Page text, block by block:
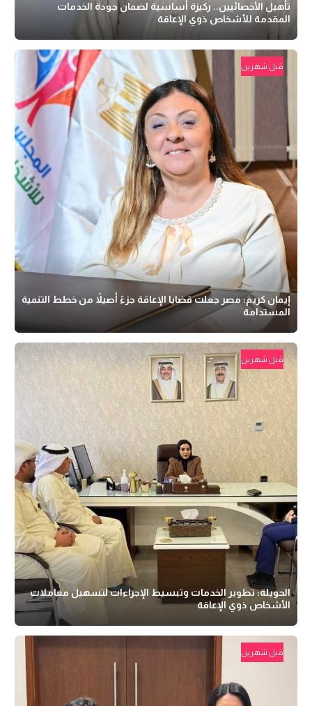
تأهيل الأخصائيين.. ركيزة أساسية لضمان جودة الخدمات
المقدمة للأشخاص ذوي الإعاقة
قبل شهرين
إيمان كريم: مصر جعلت قضايا الإعاقة جزءً أصيلاً من خطط التنمية
المستدامة
قبل شهرين
الحويلة: تطوير الخدمات وتبسيط الإجراءات لتسهيل معاملات
الأشخاص ذوي الإعاقة
قبل شهرين